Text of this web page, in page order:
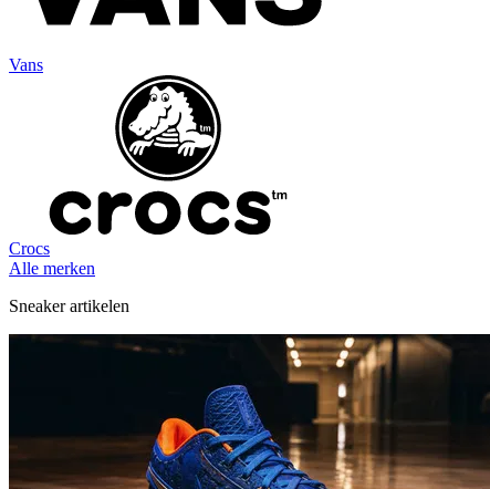
Vans
Crocs
Alle merken
Sneaker artikelen